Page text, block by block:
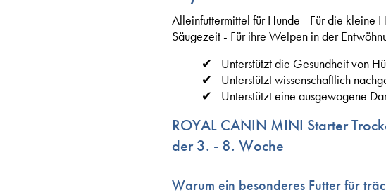
Alleinfuttermittel für Hunde - Für die kleine
Säugezeit - Für ihre Welpen in der
Unterstützt die Gesundheit von
Unterstützt wissenschaftlich
Unterstützt eine ausgewogene
ROYAL CANIN MINI Starter
der 3. - 8. Woche
Warum ein besonderes Futter für